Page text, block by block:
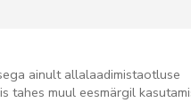
ainult allalaadimistaotluse
tahes muul eesmärgil